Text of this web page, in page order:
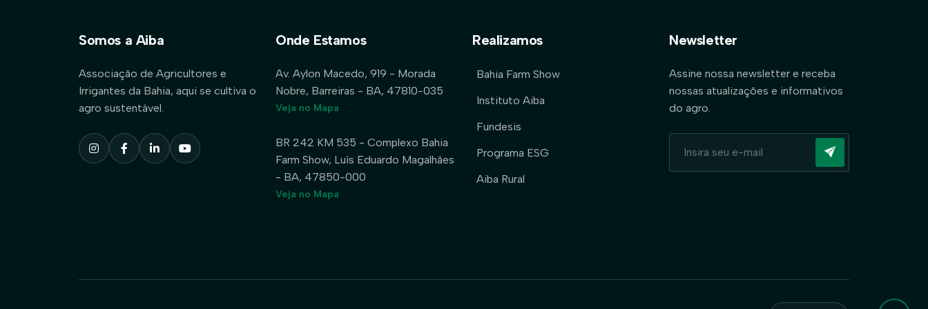
Somos a Aiba
Associação de Agricultores e
Irrigantes da Bahia, aqui se cultiva o
agro sustentável.
Onde Estamos
Av. Aylon Macedo, 919 - Morada
Nobre, Barreiras - BA, 47810-035
Veja no Mapa
BR 242 KM 535 - Complexo Bahia
Farm Show, Luís Eduardo Magalhães
- BA, 47850-000
Veja no Mapa
Realizamos
Bahia Farm Show
Instituto Aiba
Fundesis
Programa ESG
Aiba Rural
Newsletter
Assine nossa newsletter e receba
nossas atualizações e informativos
do agro.